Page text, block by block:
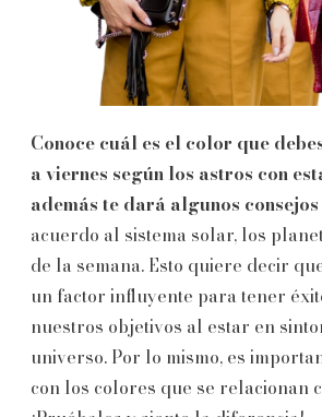
Conoce cuál es el color que
a viernes según los astros con
además te dará algunos
acuerdo al sistema solar, los
de la semana. Esto quiere decir
un factor influyente para tener
nuestros objetivos al estar en
universo. Por lo mismo, es
con los colores que se relacionan